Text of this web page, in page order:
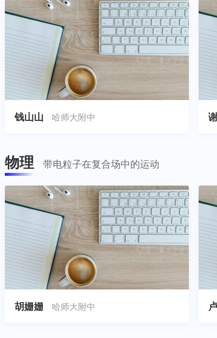
钱山山 哈师大附中
物理 带电粒子在复合场中的运动
胡姗姗 哈师大附中